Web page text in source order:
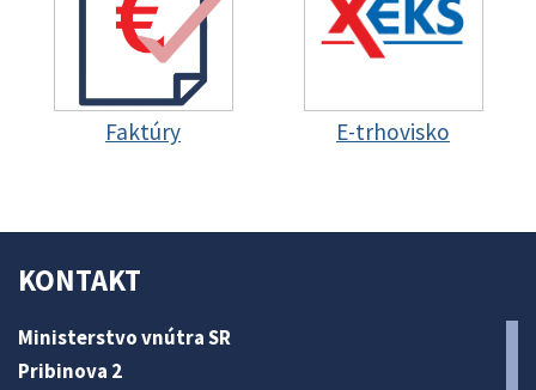
Faktúry E-trhovisko
KONTAKT
Ministerstvo vnútra SR
Pribinova 2